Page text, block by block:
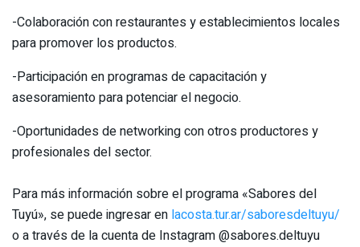
-Colaboración con restaurantes y establecimientos locales
para promover los productos.
-Participación en programas de capacitación y
asesoramiento para potenciar el negocio.
-Oportunidades de networking con otros productores y
profesionales del sector.
Para más información sobre el programa «Sabores del
Tuyú», se puede ingresar en lacosta.tur.ar/saboresdeltuyu/
o a través de la cuenta de Instagram @sabores.deltuyu